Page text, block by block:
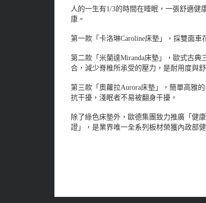
人的一生有1/3的時間在睡眠，一張舒適
康。
第一款「卡洛琳Caroline床墊」，採雙面
第二款「米蘭達Miranda床墊」，歐式古
合，減少脊椎所承受的壓力，是耐用度與
第三款「奧蘿拉Aurora床墊」，簡單高雅
抗干擾，淺眠者不易被翻身干擾。
除了綠色床墊外，歐德集團致力推廣「健
證」，是業界唯一全系列板材榮獲內政部